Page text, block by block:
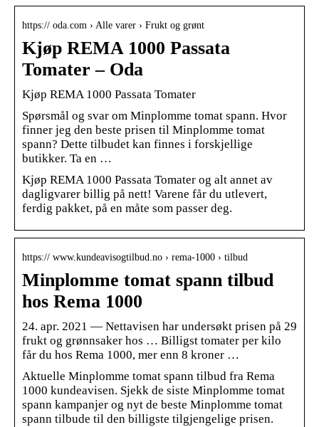
https:// oda.com › Alle varer › Frukt og grønt
Kjøp REMA 1000 Passata
Tomater – Oda
Kjøp REMA 1000 Passata Tomater
Spørsmål og svar om Minplomme tomat spann. Hvor
finner jeg den beste prisen til Minplomme tomat
spann? Dette tilbudet kan finnes i forskjellige
butikker. Ta en …
Kjøp REMA 1000 Passata Tomater og alt annet av
dagligvarer billig på nett! Varene får du utlevert,
ferdig pakket, på en måte som passer deg.
https:// www.kundeavisogtilbud.no › rema-1000 › tilbud
Minplomme tomat spann tilbud
hos Rema 1000
24. apr. 2021 — Nettavisen har undersøkt prisen på 29
frukt og grønnsaker hos … Billigst tomater per kilo
får du hos Rema 1000, mer enn 8 kroner …
Aktuelle Minplomme tomat spann tilbud fra Rema
1000 kundeavisen. Sjekk de siste Minplomme tomat
spann kampanjer og nyt de beste Minplomme tomat
spann tilbude til den billigste tilgjengelige prisen.